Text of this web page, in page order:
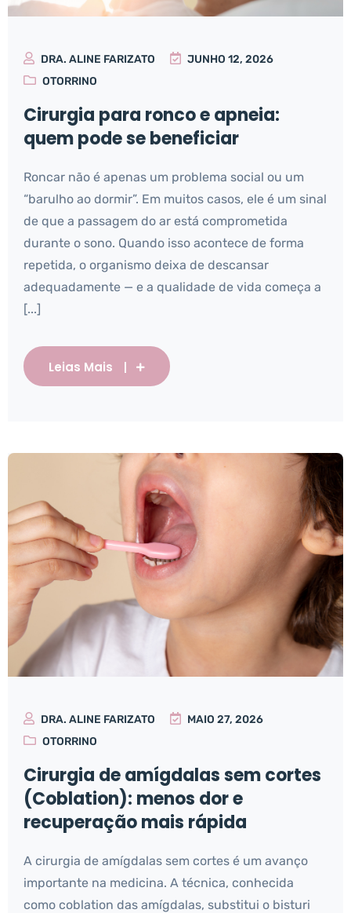
DRA. ALINE FARIZATO
JUNHO 12, 2026
OTORRINO
Cirurgia para ronco e apneia:
quem pode se beneficiar
Roncar não é apenas um problema social ou um
“barulho ao dormir”. Em muitos casos, ele é um sinal
de que a passagem do ar está comprometida
durante o sono. Quando isso acontece de forma
repetida, o organismo deixa de descansar
adequadamente — e a qualidade de vida começa a
[...]
Leias Mais
DRA. ALINE FARIZATO
MAIO 27, 2026
OTORRINO
Cirurgia de amígdalas sem cortes
(Coblation): menos dor e
recuperação mais rápida
A cirurgia de amígdalas sem cortes é um avanço
importante na medicina. A técnica, conhecida
como coblation das amígdalas, substitui o bisturi